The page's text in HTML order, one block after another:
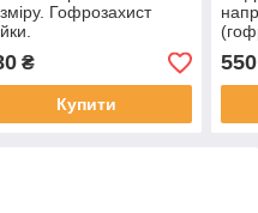
Гофрозахист
₴
Купити
550